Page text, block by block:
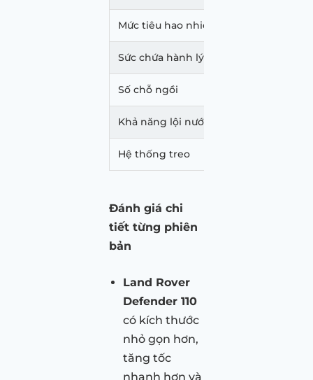
Mức tiêu hao nhiên liệu
Sức chứa hành lý
Số chỗ ngồi
Khả năng lội nước
Hệ thống treo
Đánh giá chi
tiết từng phiên
bản
Land Rover
Defender 110
có kích thước
nhỏ gọn hơn,
tăng tốc
nhanh hơn và